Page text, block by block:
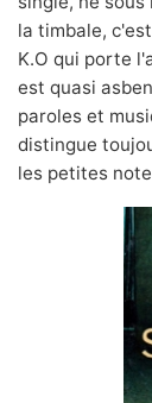
la timbale,
K.O qui porte
est quasi
paroles et
distingue
les petites